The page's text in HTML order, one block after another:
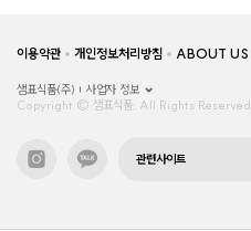
이용약관 개인정보처리방침 ABOUT US
샘표식품(주)
사업자 정보
Copyright © 샘표식품, All Rights Reserved.
관련사이트